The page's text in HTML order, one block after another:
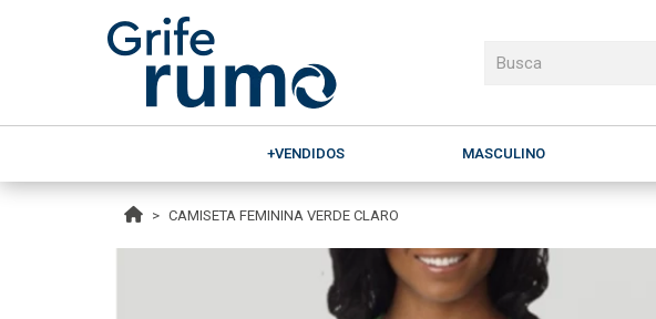
+VENDIDOS MASCULINO
CAMISETA FEMININA VERDE CLARO